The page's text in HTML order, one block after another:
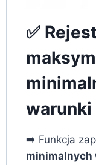
✅
warunki
➡️ Funkcja
minimalnych